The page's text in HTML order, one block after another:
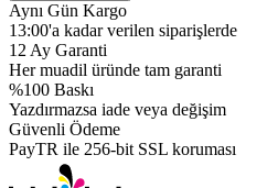
Aynı Gün Kargo
13:00'a kadar verilen siparişlerde
12 Ay Garanti
Her muadil üründe tam garanti
%100 Baskı
Yazdırmazsa iade veya değişim
Güvenli Ödeme
PayTR ile 256-bit SSL koruması